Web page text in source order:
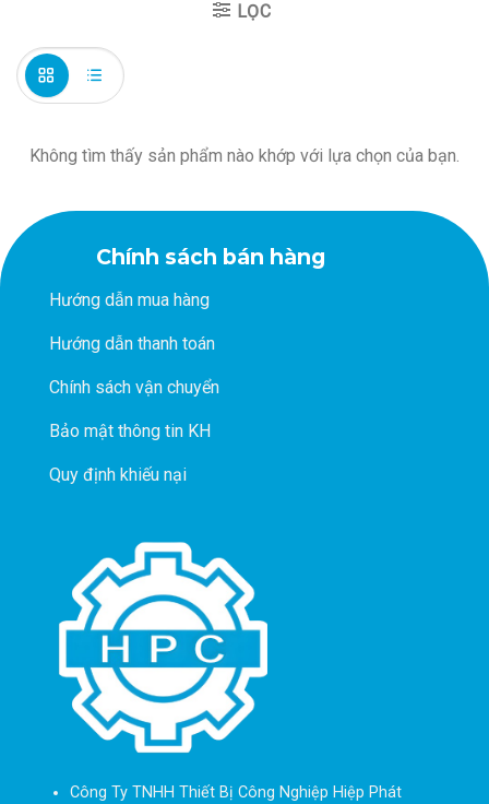
LỌC
Không tìm thấy sản phẩm nào khớp với lựa chọn của bạn.
Chính sách bán hàng
Hướng dẫn mua hàng
Hướng dẫn thanh toán
Chính sách vận chuyển
Bảo mật thông tin KH
Quy định khiếu nại
Công Ty TNHH Thiết Bị Công Nghiệp Hiệp Phát